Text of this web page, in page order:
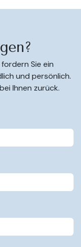
Sie ein
und persönlich.
Ihnen zurück.